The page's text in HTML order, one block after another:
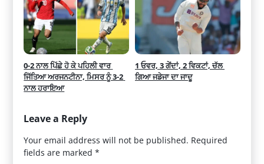
0-2 ਨਾਲ ਪਿੱਛੇ ਹੋ ਕੇ ਪਹਿਲੀ ਵਾਰ
ਜਿੱਤਿਆ ਅਰਜਨਟੀਨਾ, ਮਿਸਰ ਨੂੰ 3-2
ਨਾਲ ਹਰਾਇਆ
1 ਓਵਰ, 3 ਗੇਂਦਾਂ, 2 ਵਿਕਟਾਂ, ਚੱਲ
ਗਿਆ ਜਡੇਜਾ ਦਾ ਜਾਦੂ
Leave a Reply
Your email address will not be published. Required
fields are marked*